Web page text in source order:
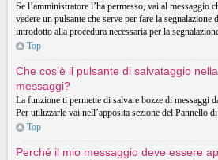
Se l’amministratore l’ha permesso, vai al messaggio
vedere un pulsante che serve per fare la segnalazione
introdotto alla procedura necessaria per la
Top
Che cos’è il pulsante di salvataggio
messaggi?
La funzione ti permette di salvare bozze di messaggi
Per utilizzarle vai nell’apposita sezione del Pannello
Top
Perché il mio messaggio deve essere